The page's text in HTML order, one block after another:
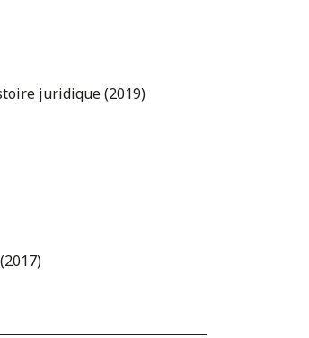
juridique (2019)